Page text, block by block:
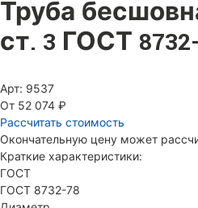
Труба бесшовная 60х4 мм
ст. 3 ГОСТ
Арт: 9537
От 52 074 ₽
Рассчитать стоимость
Окончательную цену может
Краткие характеристики:
ГОСТ
ГОСТ 8732-78